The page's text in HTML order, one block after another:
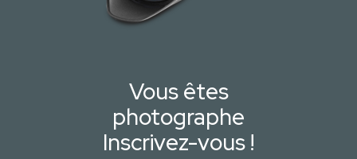
Vous êtes
photographe
Inscrivez-vous !